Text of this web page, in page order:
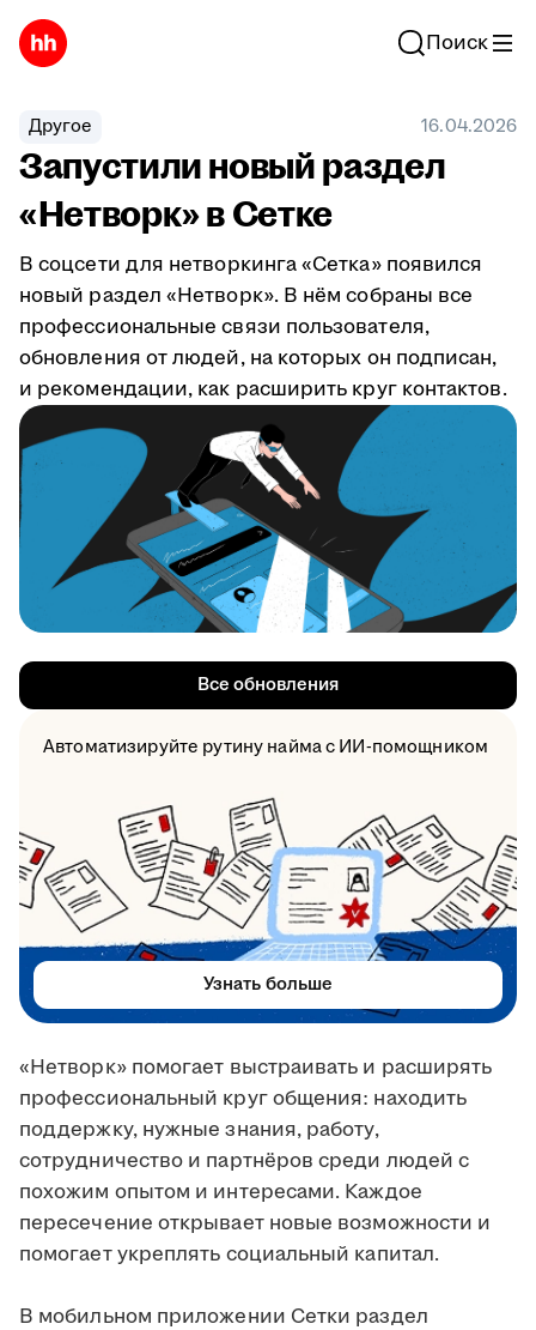
Поиск
Другое 16.04.2026
Запустили новый раздел
«Нетворк» в Сетке
В соцсети для нетворкинга «Сетка» появился
новый раздел «Нетворк». В нём собраны все
профессиональные связи пользователя,
обновления от людей, на которых он подписан,
и рекомендации, как расширить круг контактов.
«Нетворк» помогает выстраивать и расширять
профессиональный круг общения: находить
поддержку, нужные знания, работу,
сотрудничество и партнёров среди людей с
похожим опытом и интересами. Каждое
пересечение открывает новые возможности и
помогает укреплять социальный капитал.
В мобильном приложении Сетки раздел
Все обновления
Автоматизируйте рутину найма с ИИ-помощником
Узнать больше